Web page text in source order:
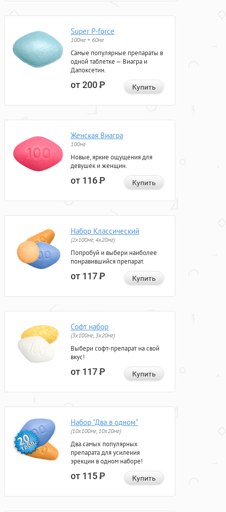
Super P-force
100мг + 60мг
Самые популярные препараты в
одной таблетке — Виагра и
Дапоксетин.
от 200Р Купить
Женская Виагра
100мг
Новые, яркие ощущения для
девушек и женщин.
от 116Р Купить
Набор Классический
(2x100мг, 4x20мг)
Попробуй и выбери наиболее
понравившийся препарат.
от 117Р Купить
Софт набор
(3x100мг, 3x20мг)
Выбери софт-препарат на свой
вкус!
от 117Р Купить
Набор "Два в одном"
(10x100мг, 10x20мг)
Два самых популярных
препарата для усиления
эрекции в одном наборе!
от 115Р Купить